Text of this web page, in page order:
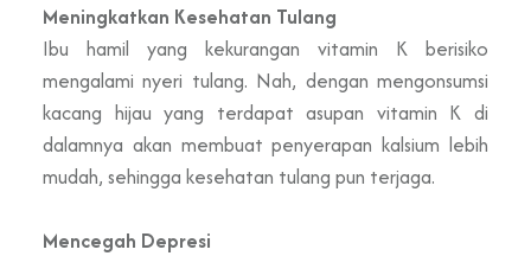
Meningkatkan Kesehatan Tulang
Ibu hamil yang kekurangan vitamin K berisiko
mengalami nyeri tulang. Nah, dengan mengonsumsi
kacang hijau yang terdapat asupan vitamin K di
dalamnya akan membuat penyerapan kalsium lebih
mudah, sehingga kesehatan tulang pun terjaga.
Mencegah Depresi